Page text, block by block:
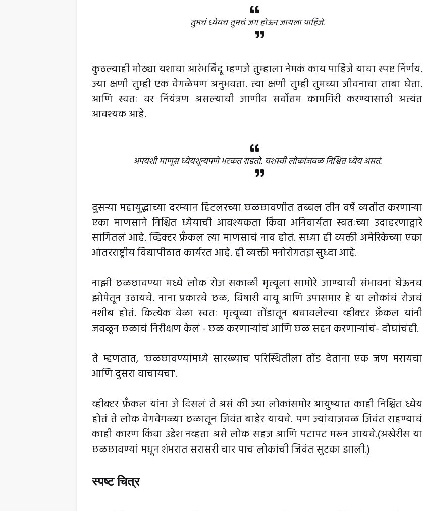
तुमचं ध्येयच तुमचं जग होऊन जायला पाहिजे.
कुठल्याही मोठ्या यशाचा आरंभबिंदू म्हणजे तुम्हाला नेमकं काय पाहिजे याचा स्पष्ट निंर्णय.
ज्या क्षणी तुम्ही एक वेगळेपण अनुभवता. त्या क्षणी तुम्ही तुमच्या जीवनाचा ताबा घेता.
आणि स्वतः वर निंयंत्रण असल्याची जाणीव सर्वोत्तम कामगिरी करण्यासाठी अत्यंत
आवश्यक आहे.
अपयशी माणूस ध्येयशून्यपणे भटकत राहतो. यशस्वी लोकांजवळ निश्चित ध्येय असतं.
दुसऱ्या महायुद्धाच्या दरम्यान हिटलरच्या छळछावणीत तब्बल तीन वर्षे व्यतीत करणाऱ्या
एका माणसाने निश्चित ध्येयाची आवश्यकता किंवा अनिवार्यता स्वतःच्या उदाहरणाद्वारे
सांगितलं आहे. व्हिक्टर फ्रँकल त्या माणसाचं नाव होतं. सध्या ही व्यक्ती अमेरिकेच्या एका
आंतरराष्ट्रीय विद्यापीठात कार्यरत आहे. ही व्यक्ती मनोरोगतज्ञ सुध्दा आहे.
नाझी छळछावण्या मध्ये लोक रोज सकाळी मृत्यूला सामोरे जाण्याची संभावना घेऊनच
झोपेतून उठायचे. नाना प्रकारचे छळ, विषारी वायू आणि उपासमार हे या लोकांचं रोजचं
नशीब होतं. कित्येक वेळा स्वतः मृत्यूच्या तोंडातून बचावलेल्या व्हीक्टर फ्रँकल यांनी
जवळून छळाचं निरीक्षण केलं - छळ करणाऱ्यांचं आणि छळ सहन करणाऱ्यांचं- दोघांचंही.
ते म्हणतात, 'छळछावण्यांमध्ये सारख्याच परिस्थितीला तोंड देताना एक जण मरायचा
आणि दुसरा वाचायचा'.
व्हीक्टर फ्रँकल यांना जे दिसलं ते असं की ज्या लोकांसमोर आयुष्यात काही निश्चित ध्येय
होतं ते लोक वेगवेगळ्या छळातून जिवंत बाहेर यायचे. पण ज्यांचाजवळ जिवंत राहण्याचं
काही कारण किंवा उद्देश नव्हता असे लोक सहज आणि पटापट मरून जायचे.(अखेरीस या
छळछावण्यां मधून शंभरात सरासरी चार पाच लोकांची जिवंत सुटका झाली.)
स्पष्ट चित्र